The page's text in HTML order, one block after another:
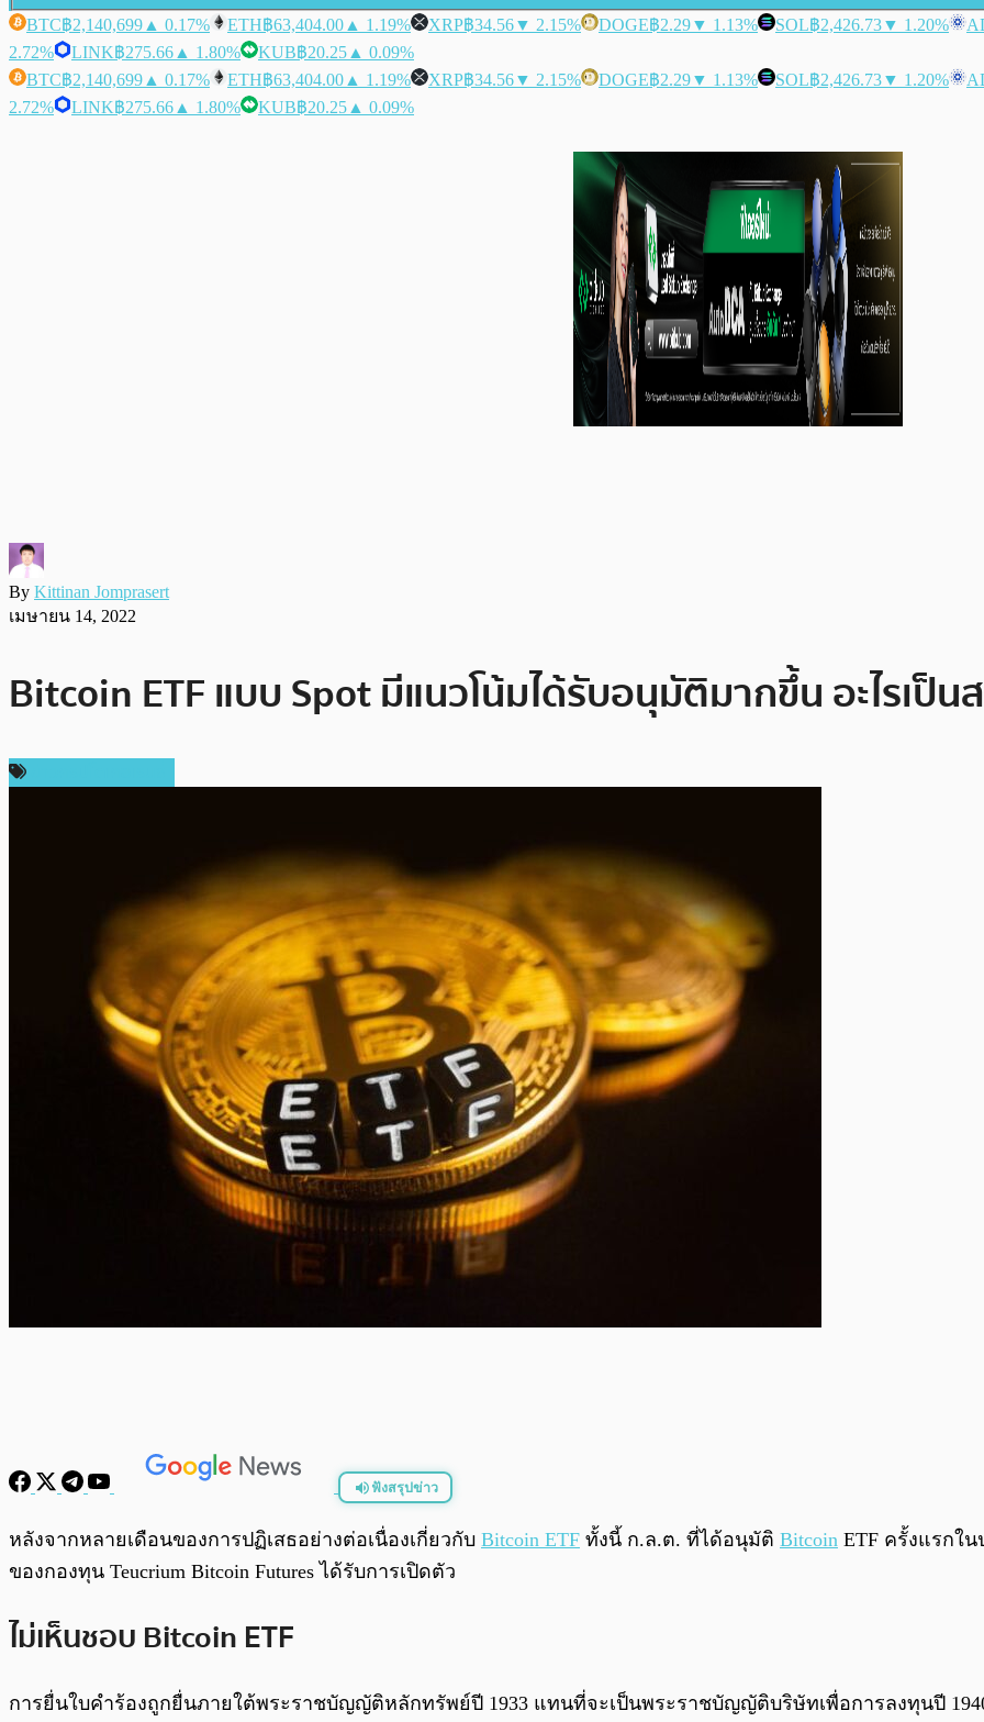
BTC฿2,140,699 ▲ 0.17% ETH฿63,404.00 ▲ 1.19% XRP฿34.56▼ 2.15% DOGE฿2.29▼ 1.13% SOL฿2,426.73▼ 1.20%
2.72%
LINK฿275.66 ▲ 1.80% KUB฿20.25 ▲ 0.09%
BTC฿2,140,699 ▲ 0.17% ETH฿63,404.00 ▲ 1.19% XRP฿34.56▼ 2.15% DOGE฿2.29▼ 1.13% SOL฿2,426.73▼ 1.20%
2.72%
LINK฿275.66 ▲ 1.80% KUB฿20.25 ▲ 0.09%
By Kittinan Jomprasert
เมษายน 14, 2022
Bitcoin ETF แบบ Spot มีแนวโน้มได้รับอนุมัติมากขึ้น อะไรเป็น
ฟังสรุปข่าว
หลังจากหลายเดือนของการปฏิเสธอย่างต่อเนื่องเกี่ยวกับ Bitcoin ETF ทั้งนี้ ก.ล.ต. ที่ได้อนุมัติ Bitcoin ETF ครั้งแรกใ
ของกองทุน Teucrium Bitcoin Futures ได้รับการเปิดตัว
ไม่เห็นชอบ Bitcoin ETF
การยื่นใบคำร้องถูกยื่นภายใต้พระราชบัญญัติหลักทรัพย์ปี 1933 แทนที่จะเป็นพระราชบัญญัติบริษัทเพื่อการลงทุนปี